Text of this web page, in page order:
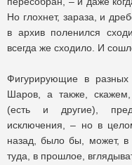
Но глохнет, зараза, и
в архив поленился
всегда же сходило. И
Фигурирующие в разных
Шаров, а также,
(есть и другие),
исключения, – но в
назад, было бы, может, в
туда, в прошлое,